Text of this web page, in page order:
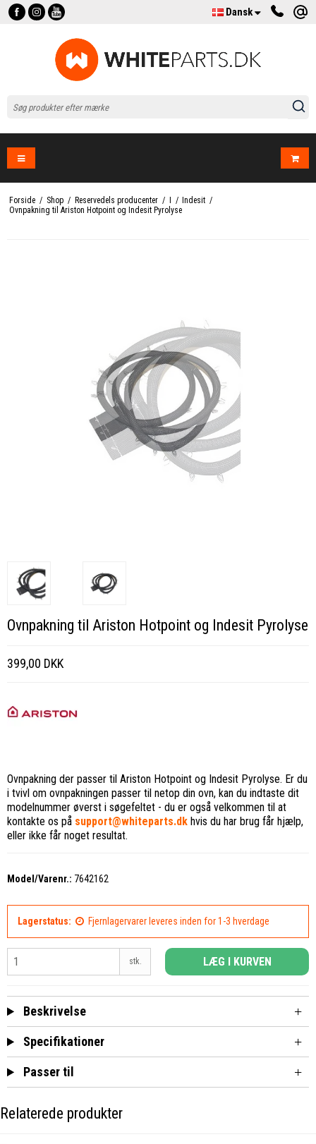
Dansk
Forside / Shop / Reservedels producenter / / Indesit /
Ovnpakning til Ariston Hotpoint og Indesit Pyrolyse
Ovnpakning til Ariston Hotpoint og Indesit Pyrolyse
399,00 DKK
Ovnpakning der passer til Ariston Hotpoint og Indesit Pyrolyse. Er du
i tvivl om ovnpakningen passer til netop din ovn, kan du indtaste dit
modelnummer øverst i søgefeltet - du er også velkommen til at
kontakte os på support@whiteparts.dk hvis du har brug får hjælp,
eller ikke får noget resultat.
Model/Varenr.: 7642162
Lagerstatus: Fjernlagervarer leveres inden for 1-3 hverdage
stk. LÆG I KURVEN
Beskrivelse
Specifikationer
Passer til
Relaterede produkter